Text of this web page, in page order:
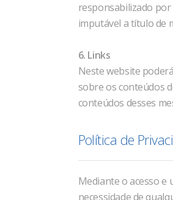
responsabilizado
imputável a título de
6. Links
Neste website
sobre os conteúdos
conteúdos desses
Política de
Mediante o acesso e
necessidade de